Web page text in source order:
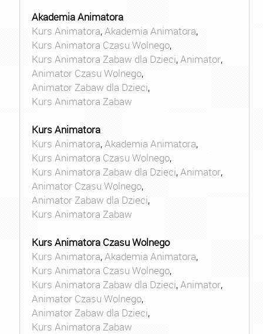
Akademia Animatora
Kurs Animatora,Akademia Animatora,
Kurs Animatora Czasu Wolnego,
Kurs Animatora Zabaw dla Dzieci,Animator,
Animator Czasu Wolnego,
Animator Zabaw dla Dzieci,
Kurs Animatora Zabaw
Kurs Animatora
Kurs Animatora,Akademia Animatora,
Kurs Animatora Czasu Wolnego,
Kurs Animatora Zabaw dla Dzieci,Animator,
Animator Czasu Wolnego,
Animator Zabaw dla Dzieci,
Kurs Animatora Zabaw
Kurs Animatora Czasu Wolnego
Kurs Animatora,Akademia Animatora,
Kurs Animatora Czasu Wolnego,
Kurs Animatora Zabaw dla Dzieci,Animator,
Animator Czasu Wolnego,
Animator Zabaw dla Dzieci,
Kurs Animatora Zabaw